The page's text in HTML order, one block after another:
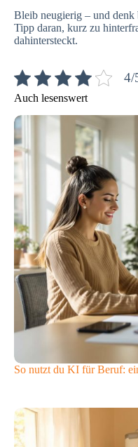
Bleib neugierig – und denk
Tipp daran, kurz zu
dahintersteckt.
4/
Auch lesenswert
So nutzt du KI für Beruf: